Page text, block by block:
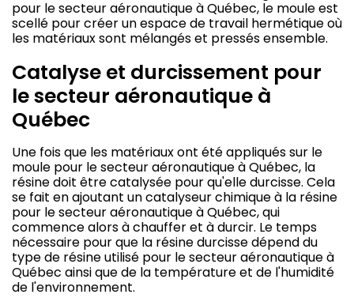
pour le secteur aéronautique à Québec, le moule est
scellé pour créer un espace de travail hermétique où
les matériaux sont mélangés et pressés ensemble.
Catalyse et durcissement pour
le secteur aéronautique à
Québec
Une fois que les matériaux ont été appliqués sur le
moule pour le secteur aéronautique à Québec, la
résine doit être catalysée pour qu'elle durcisse. Cela
se fait en ajoutant un catalyseur chimique à la résine
pour le secteur aéronautique à Québec, qui
commence alors à chauffer et à durcir. Le temps
nécessaire pour que la résine durcisse dépend du
type de résine utilisé pour le secteur aéronautique à
Québec ainsi que de la température et de l'humidité
de l'environnement.